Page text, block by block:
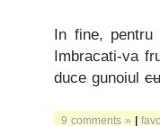
In fine, pentru
Imbracati-va
duce gunoiul
9 comments » |